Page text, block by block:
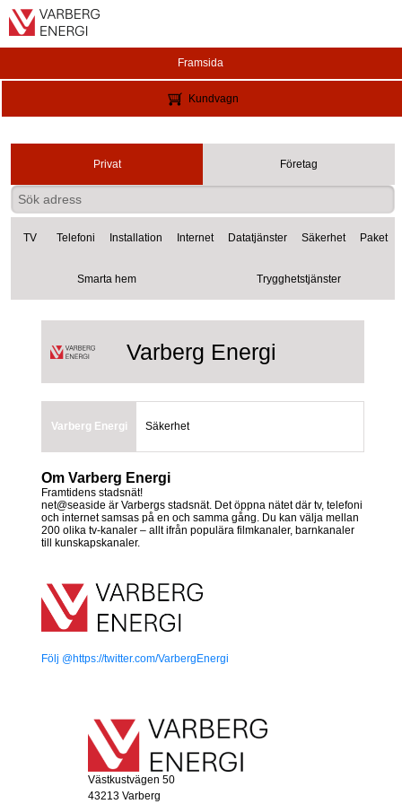
Framsida
Kundvagn
Privat Företag
TV Telefoni Installation Internet Datatjänster Säkerhet Paket
Smarta hem Trygghetstjänster
Varberg Energi
Varberg Energi Säkerhet
Om Varberg Energi
Framtidens stadsnät!
net@seaside är Varbergs stadsnät. Det öppna nätet där tv, telefoni
och internet samsas på en och samma gång. Du kan välja mellan
200 olika tv-kanaler – allt ifrån populära filmkanaler, barnkanaler
till kunskapskanaler.
Följ @https://twitter.com/VarbergEnergi
Västkustvägen 50
43213 Varberg